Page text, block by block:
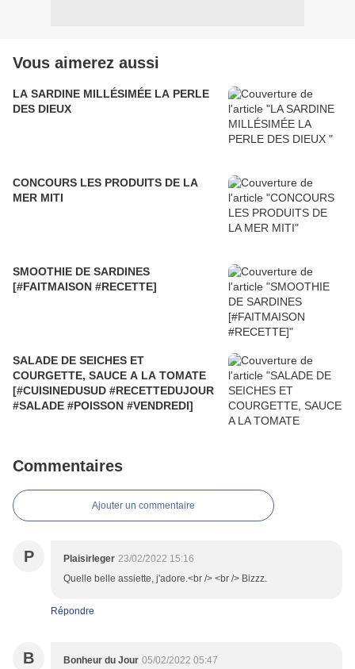
Vous aimerez aussi
LA SARDINE MILLÉSIMÉE LA PERLE
DES DIEUX
CONCOURS LES PRODUITS DE LA
MER MITI
SMOOTHIE DE SARDINES
[#FAITMAISON #RECETTE]
SALADE DE SEICHES ET
COURGETTE, SAUCE A LA TOMATE
[#CUISINEDUSUD #RECETTEDUJOUR
#SALADE #POISSON #VENDREDI]
Commentaires
Ajouter un commentaire
P Plaisirleger 23/02/2022 15:16
Quelle belle assiette, j'adore.<br /> <br /> Bizzz.
Répondre
B Bonheur du Jour 05/02/2022 05:47